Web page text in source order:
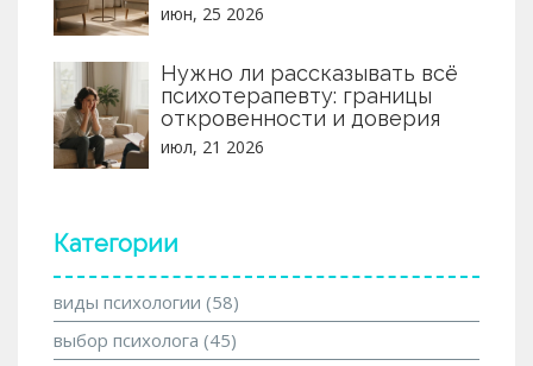
июн, 25 2026
Нужно ли рассказывать всё
психотерапевту: границы
откровенности и доверия
июл, 21 2026
Категории
виды психологии (58)
выбор психолога (45)